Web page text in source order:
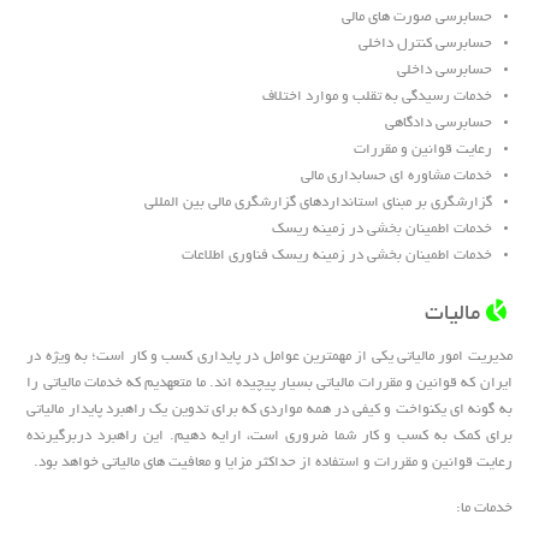
حسابرسی صورت های مالی
حسابرسی کنترل داخلی
حسابرسی داخلی
خدمات رسیدگی به تقلب و موارد اختلاف
حسابرسی دادگاهی
رعایت قوانین و مقررات
خدمات مشاوره ای حسابداری مالی
گزارشگری بر مبنای استانداردهای گزارشگری مالی بین المللی
خدمات اطمینان بخشی در زمینه ریسک
خدمات اطمینان بخشی در زمینه ریسک فناوری اطلاعات
مالیات
مدیریت امور مالیاتی یکی از مهمترین عوامل در پایداری کسب و کار است؛ به ویژه در
ایران که قوانین و مقررات مالیاتی بسیار پیچیده اند. ما متعهدیم که خدمات مالیاتی را
به گونه ای یکنواخت و کیفی در همه مواردی که برای تدوین یک راهبرد پایدار مالیاتی
برای کمک به کسب و کار شما ضروری است، ارایه دهیم. این راهبرد دربرگیرنده
رعایت قوانین و مقررات و استفاده از حداکثر مزایا و معافیت های مالیاتی خواهد بود.
خدمات ما: